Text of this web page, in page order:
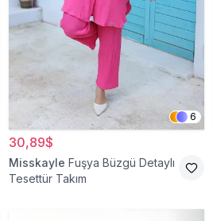
6
30,89$
Misskayle Fuşya Büzgü Detaylı
Tesettür Takım